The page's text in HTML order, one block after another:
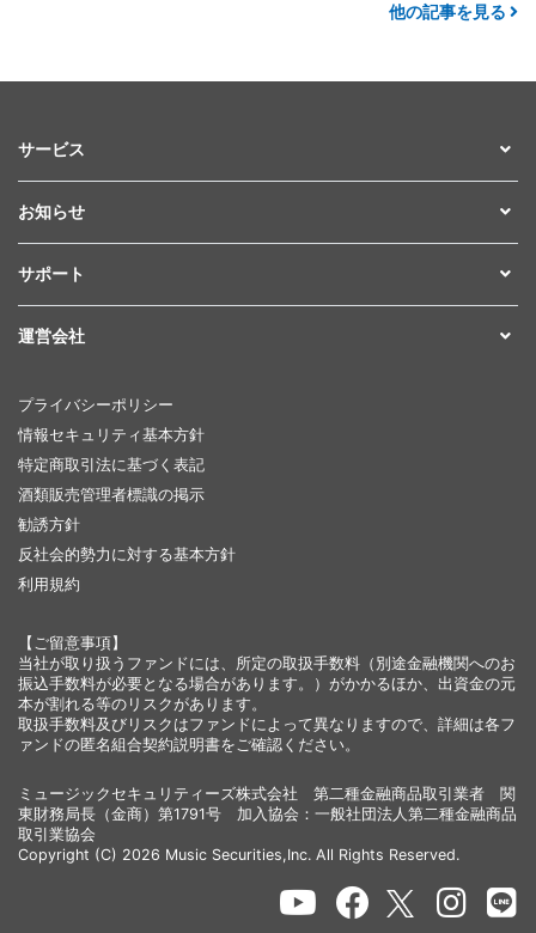
他の記事を見る
サービス
お知らせ
サポート
運営会社
プライバシーポリシー
情報セキュリティ基本方針
特定商取引法に基づく表記
酒類販売管理者標識の掲示
勧誘方針
反社会的勢力に対する基本方針
利用規約
【ご留意事項】
当社が取り扱うファンドには、所定の取扱手数料（別途金融機関へのお
振込手数料が必要となる場合があります。）がかかるほか、出資金の元
本が割れる等のリスクがあります。
取扱手数料及びリスクはファンドによって異なりますので、詳細は各フ
ァンドの匿名組合契約説明書をご確認ください。
ミュージックセキュリティーズ株式会社 第二種金融商品取引業者 関
東財務局長（金商）第1791号 加入協会：一般社団法人第二種金融商品
取引業協会
Copyright (C) 2026 Music Securities,Inc. All Rights Reserved.